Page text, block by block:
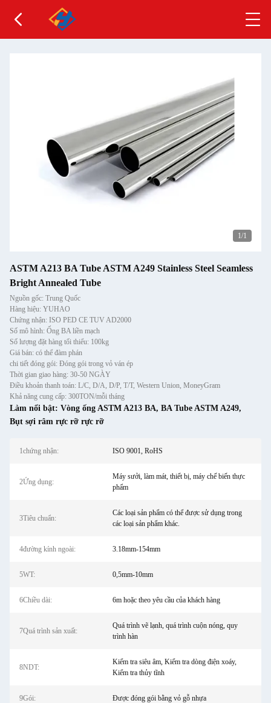
1/1
ASTM A213 BA Tube ASTM A249 Stainless Steel Seamless
Bright Annealed Tube
Nguồn gốc: Trung Quốc
Hàng hiệu: YUHAO
Chứng nhận: ISO PED CE TUV AD2000
Số mô hình: Ống BA liền mạch
Số lượng đặt hàng tối thiểu: 100kg
Giá bán: có thể đàm phán
chi tiết đóng gói: Đóng gói trong vỏ ván ép
Thời gian giao hàng: 30-50 NGÀY
Điều khoản thanh toán: L/C, D/A, D/P, T/T, Western Union, MoneyGram
Khả năng cung cấp: 300TON/mỗi tháng
Làm nổi bật: Vòng ống ASTM A213 BA, BA Tube ASTM A249,
Bụt sợi râm rực rỡ rực rỡ
1chứng nhận: ISO 9001, RoHS
2Ứng dụng:
Máy sưởi, làm mát, thiết bị, máy chế biến thực
phẩm
3Tiêu chuẩn:
Các loại sản phẩm có thể được sử dụng trong
các loại sản phẩm khác.
4đường kính ngoài: 3.18mm-154mm
5WT: 0,5mm-10mm
6Chiều dài: 6m hoặc theo yêu cầu của khách hàng
7Quá trình sản xuất:
Quá trình vẽ lạnh, quá trình cuộn nóng, quy
trình hàn
8NDT:
Kiểm tra siêu âm, Kiểm tra dòng điện xoáy,
Kiểm tra thủy tĩnh
9Gói: Được đóng gói bằng vỏ gỗ nhựa